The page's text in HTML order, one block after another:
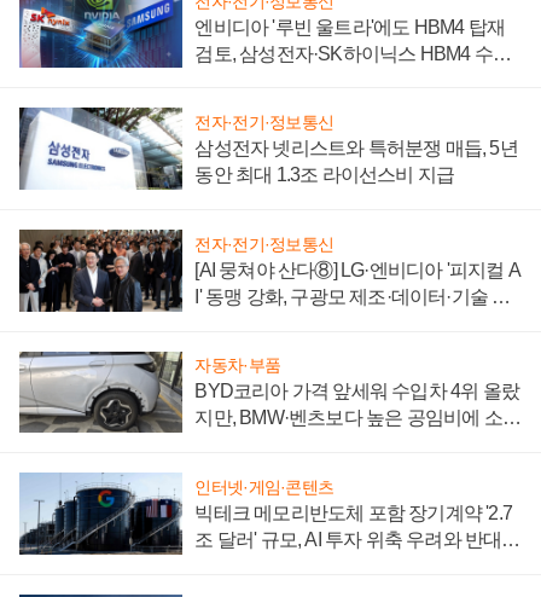
엔비디아 '루빈 울트라'에도 HBM4 탑재
검토, 삼성전자·SK하이닉스 HBM4 수율
전자·전기·정보통신
삼성전자 넷리스트와 특허분쟁 매듭, 5년
동안 최대 1.3조 라이선스비 지급
전자·전기·정보통신
[AI 뭉쳐야 산다⑧] LG·엔비디아 '피지컬 A
I' 동맹 강화, 구광모 제조·데이터·기술 결
자동차·부품
BYD코리아 가격 앞세워 수입차 4위 올랐
지만, BMW·벤츠보다 높은 공임비에 소비
인터넷·게임·콘텐츠
빅테크 메모리반도체 포함 장기계약 '2.7
조 달러' 규모, AI 투자 위축 우려와 반대